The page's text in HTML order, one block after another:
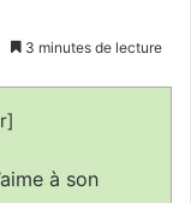
3 minutes de lecture
]
à son